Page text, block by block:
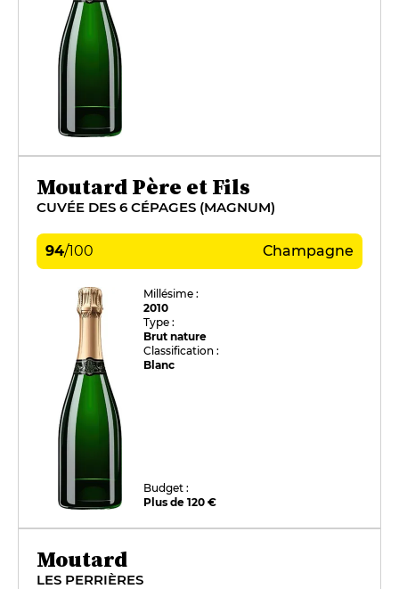
Moutard Père et Fils
CUVÉE DES 6 CÉPAGES (MAGNUM)
94/100 Champagne
Millésime :
2010
Type :
Brut nature
Classification :
Blanc
Budget :
Plus de 120 €
Moutard
LES PERRIÈRES